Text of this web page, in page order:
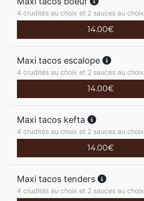
4 crudités au choix et 2 sauces au choix
14.00€
Maxi tacos escalope
4 crudités au choix et 2 sauces au choix
14.00€
Maxi tacos kefta
4 crudités au choix et 2 sauces au choix
14.00€
Maxi tacos tenders
4 crudités au choix et 2 sauces au choix